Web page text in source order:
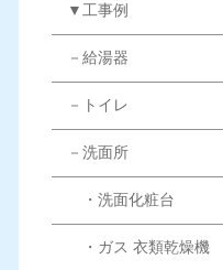
▼工事例
－給湯器
－トイレ
－洗面所
・洗面化粧台
・ガス 衣類乾燥機